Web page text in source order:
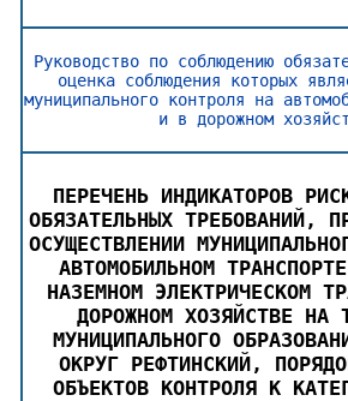
Руководство по соблюдению
оценка соблюдения которых
муниципального контроля на
и в дорожном
ПЕРЕЧЕНЬ ИНДИКАТОРОВ
ОБЯЗАТЕЛЬНЫХ ТРЕБОВАНИЙ,
ОСУЩЕСТВЛЕНИИ
АВТОМОБИЛЬНОМ
НАЗЕМНОМ ЭЛЕКТРИЧЕСКОМ
ДОРОЖНОМ ХОЗЯЙСТВЕ НА
МУНИЦИПАЛЬНОГО
ОКРУГ РЕФТИНСКИЙ,
ОБЪЕКТОВ КОНТРОЛЯ К